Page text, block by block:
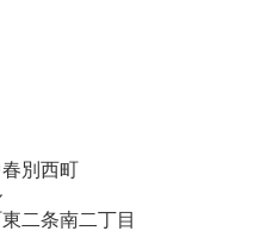
別西町
二条南二丁目